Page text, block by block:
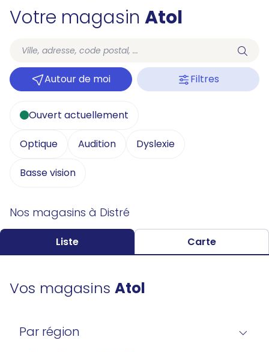
Votre magasin Atol
Autour de moi Filtres
Ouvert actuellement
Optique Audition Dyslexie
Basse vision
Nos magasins à Distré
Liste Carte
Vos magasins Atol
Par région